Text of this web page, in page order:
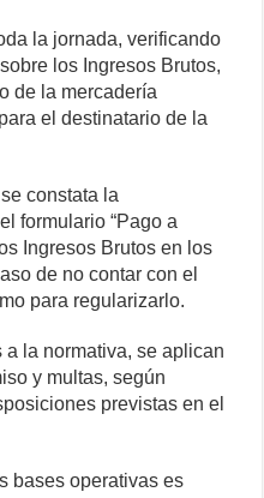
k
la jornada, verificando
los Ingresos Brutos,
de la mercadería
el destinatario de la
constata la
formulario “Pago a
Ingresos Brutos en los
de no contar con el
para regularizarlo.
la normativa, se aplican
y multas, según
previstas en el
bases operativas es